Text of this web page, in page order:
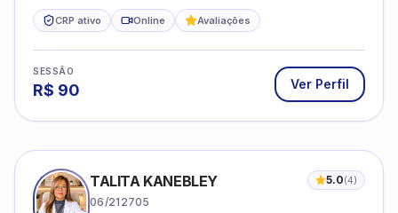
CRP ativo Online Avaliações
SESSÃO
R$ 90 Ver Perfil
TALITA KANEBLEY 5.0(4)
06/212705